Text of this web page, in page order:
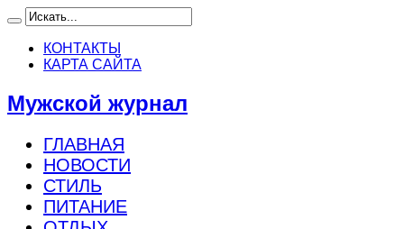
КОНТАКТЫ
КАРТА САЙТА
Мужской журнал
ГЛАВНАЯ
НОВОСТИ
СТИЛЬ
ПИТАНИЕ